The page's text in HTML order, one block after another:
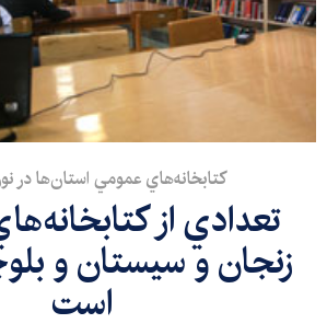
كتابخانه‌هاي عمومي استان‌ها در نوروز
تعدادي از
زنجان و سيستان و
است